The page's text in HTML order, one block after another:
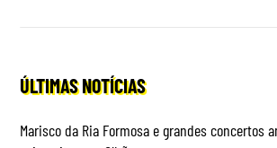
ÚLTIMAS NOTÍCIAS
Marisco da Ria Formosa e grandes concertos